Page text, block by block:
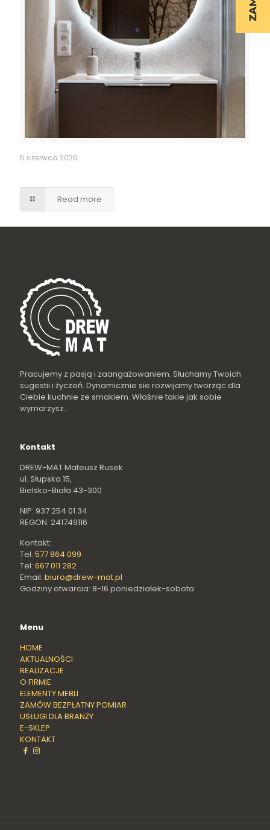
5 czerwca 2026
Read more
Pracujemy z pasją i zaangażowaniem. Słuchamy Twoich
sugestii i życzeń. Dynamicznie sie rozwijamy tworząc dla
Ciebie kuchnie ze smakiem. Właśnie takie jak sobie
wymarzysz..
Kontakt
DREW-MAT Mateusz Rusek
ul. Słupska 15,
Bielsko-Biała 43-300
NIP: 937 254 01 34
REGON: 241749116
Kontakt:
Tel: 577 864 099
Tel: 667 011 282
Email: biuro@drew-mat.pl
Godziny otwarcia: 8-16 poniedziałek-sobota
Menu
HOME
AKTUALNOŚCI
REALIZACJE
O FIRMIE
ELEMENTY MEBLI
ZAMÓW BEZPŁATNY POMIAR
USŁUGI DLA BRANŻY
E-SKLEP
KONTAKT